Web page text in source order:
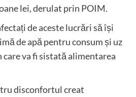
lei, derulat prin POIM.
de aceste lucrări să își
de apă pentru consum și uz
care va fi sistată alimentarea
disconfortul creat